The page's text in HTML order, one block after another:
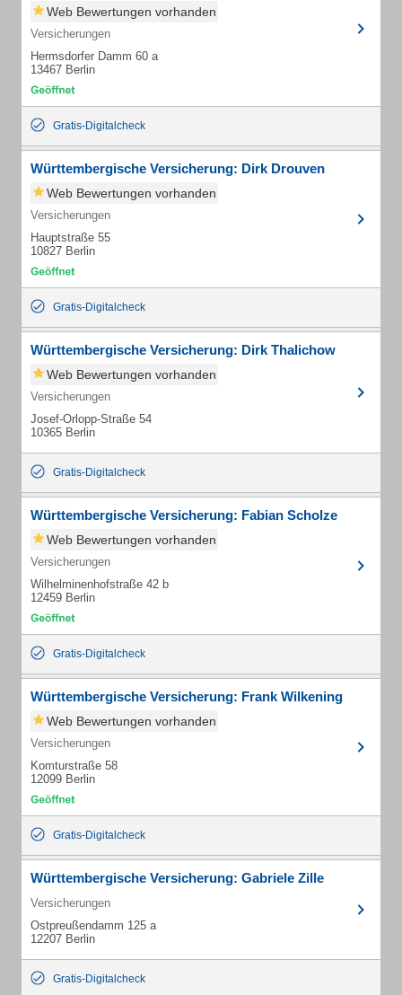
Web Bewertungen vorhanden
Versicherungen
Hermsdorfer Damm 60 a
13467 Berlin
Gratis-Digitalcheck
Württembergische Versicherung: Dirk Drouven
Web Bewertungen vorhanden
Versicherungen
Hauptstraße 55
10827 Berlin
Gratis-Digitalcheck
Württembergische Versicherung: Dirk Thalichow
Web Bewertungen vorhanden
Versicherungen
Josef-Orlopp-Straße 54
10365 Berlin
Gratis-Digitalcheck
Württembergische Versicherung: Fabian Scholze
Web Bewertungen vorhanden
Versicherungen
Wilhelminenhofstraße 42 b
12459 Berlin
Gratis-Digitalcheck
Württembergische Versicherung: Frank Wilkening
Web Bewertungen vorhanden
Versicherungen
Komturstraße 58
12099 Berlin
Gratis-Digitalcheck
Württembergische Versicherung: Gabriele Zille
Versicherungen
Ostpreußendamm 125 a
12207 Berlin
Gratis-Digitalcheck